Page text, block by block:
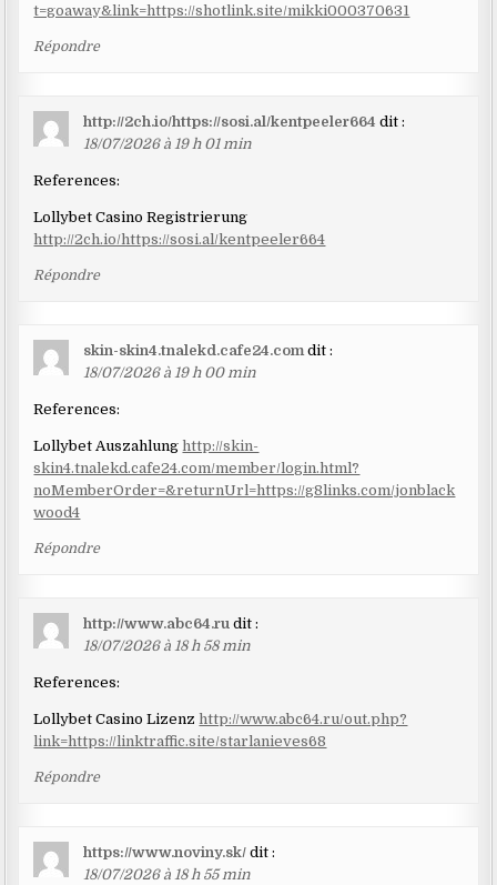
t=goaway&link=https://shotlink.site/mikki000370631
Répondre
http://2ch.io/https://sosi.al/kentpeeler664 dit :
18/07/2026 à 19 h 01 min
References:
Lollybet Casino Registrierung
http://2ch.io/https://sosi.al/kentpeeler664
Répondre
skin-skin4.tnalekd.cafe24.com dit :
18/07/2026 à 19 h 00 min
References:
Lollybet Auszahlunghttp://skin-
skin4.tnalekd.cafe24.com/member/login.html?
noMemberOrder=&returnUrl=https://g8links.com/jonblack
wood4
Répondre
http://www.abc64.ru dit :
18/07/2026 à 18 h 58 min
References:
Lollybet Casino Lizenz http://www.abc64.ru/out.php?
link=https://linktraffic.site/starlanieves68
Répondre
https://www.noviny.sk/ dit :
18/07/2026 à 18 h 55 min